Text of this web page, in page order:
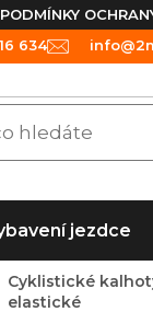
PODMÍNKY
634
jezdce
Cyklistické
elastické